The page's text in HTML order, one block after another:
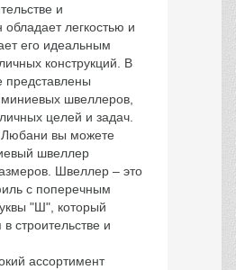
и
легкостью и
его идеальным
конструкций. В
представлены
швеллеров,
целей и задач.
вы можете
швеллер
Швеллер – это
с поперечным
"Ш", который
строительстве и
ассортимент